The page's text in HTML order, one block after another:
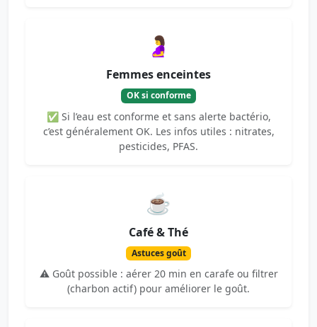
🤰
Femmes enceintes
OK si conforme
✅ Si l’eau est conforme et sans alerte bactério,
c’est généralement OK. Les infos utiles : nitrates,
pesticides, PFAS.
☕
Café & Thé
Astuces goût
⚠️ Goût possible : aérer 20 min en carafe ou filtrer
(charbon actif) pour améliorer le goût.